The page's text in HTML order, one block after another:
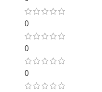
0
0
0